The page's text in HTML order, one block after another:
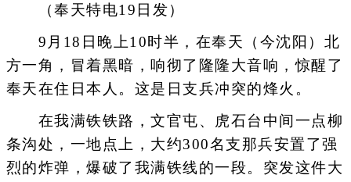
（奉天特电19日发）
9月18日晚上10时半，在奉天（今沈阳）北
方一角，冒着黑暗，响彻了隆隆大音响，惊醒了
奉天在住日本人。这是日支兵冲突的烽火。
在我满铁铁路，文官屯、虎石台中间一点柳
条沟处，一地点上，大约300名支那兵安置了强
烈的炸弹，爆破了我满铁线的一段。突发这件大